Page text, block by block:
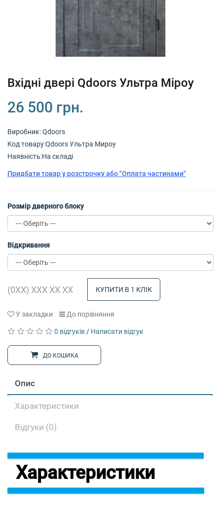
+380 (67) 380 73 18
+380 (95) 180 73 18
Вхідні двері Qdoors Ультра Міроу
26 500 грн.
Виробник:Qdoors
Код товару:Qdoors Ультра Мироу
Наявність:На складі
Придбати товар у розстрочку або "Оплата частинами"
Розмір дверного блоку
Відкривання
КУПИТИ В 1 КЛІК
У закладки До порівняння
0 відгуків / Написати відгук
ДО КОШИКА
Опис
Характеристики
Відгуки (0)
Характеристики